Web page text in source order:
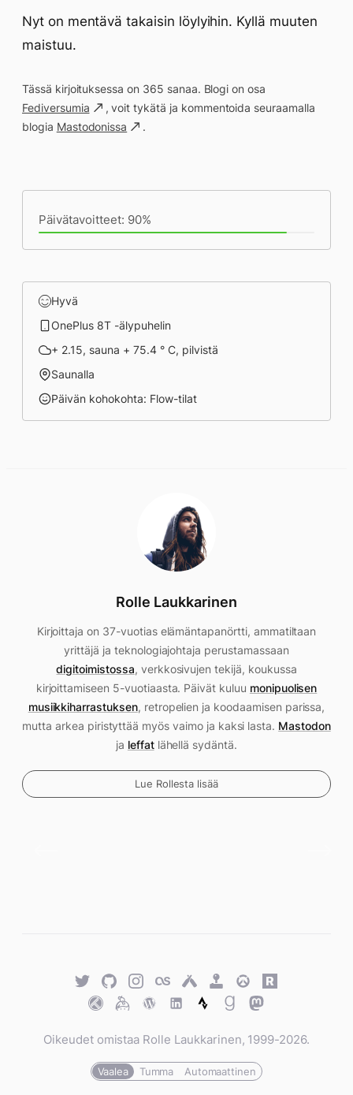
Nyt on mentävä takaisin löylyihin. Kyllä muuten
maistuu.
Tässä kirjoituksessa on 365 sanaa. Blogi on osa
Fediversumia
, voit tykätä ja kommentoida seuraamalla
blogia Mastodonissa .
Päivätavoitteet: 90%
Hyvä
OnePlus 8T -älypuhelin
+ 2.15, sauna + 75.4 ° C, pilvistä
Saunalla
Päivän kohokohta: Flow-tilat
Rolle Laukkarinen
Kirjoittaja on 37-vuotias elämäntapanörtti, ammatiltaan
yrittäjä ja teknologiajohtaja perustamassaan
digitoimistossa, verkkosivujen tekijä, koukussa
kirjoittamiseen 5-vuotiaasta. Päivät kuluu monipuolisen
musiikkiharrastuksen, retropelien ja koodaamisen parissa,
mutta arkea piristyttää myös vaimo ja kaksi lasta. Mastodon
ja leffatlähellä sydäntä.
Lue Rollesta lisää
TwitterGitHubTwitterLast.fmUntappd
Retro
Achievements
Overwatch
Rawg.io
TraktKeybaseWordPress
WordPress
StravaGoodreads
Mastodon
Oikeudet omistaa Rolle Laukkarinen, 1999-2026.
Vaalea Tumma Automaattinen